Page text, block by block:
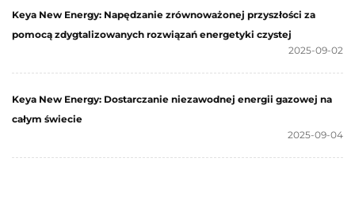
Keya New Energy: Napędzanie zrównoważonej przyszłości za
pomocą zdygtalizowanych rozwiązań energetyki czystej
2025-09-02
Keya New Energy: Dostarczanie niezawodnej energii gazowej na
całym świecie
2025-09-04